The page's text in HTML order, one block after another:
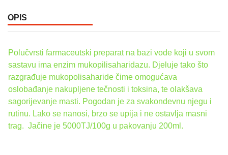
OPIS
Polučvrsti farmaceutski preparat na bazi vode koji u svom
sastavu ima enzim mukopilisaharidazu. Djeluje tako što
razgrađuje mukopolisaharide čime omogućava
oslobađanje nakupljene tečnosti i toksina, te olakšava
sagorijevanje masti. Pogodan je za svakondevnu njegu i
rutinu. Lako se nanosi, brzo se upija i ne ostavlja masni
trag. Jačine je 5000TJ/100g u pakovanju 200ml.